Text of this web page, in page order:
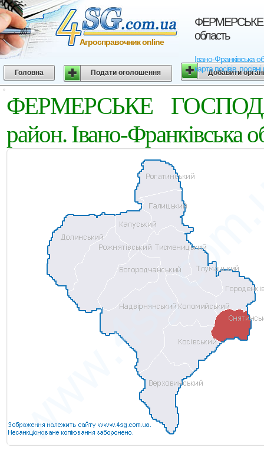
ФЕРМЕРСЬКЕ
область
Івано-
карта посівів,
Агросправочник online
Головна Подати оголошення Добавити
ФЕРМЕРСЬКЕ
район. Івано-Франківська